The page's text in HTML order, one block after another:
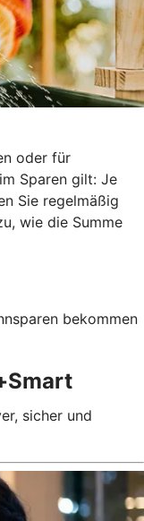
oder für
Sparen gilt: Je
Sie regelmäßig
wie die Summe
bekommen
sicher und